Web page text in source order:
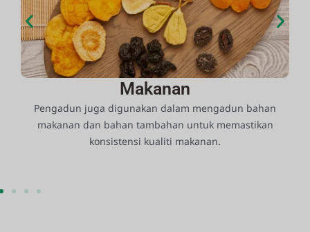
Makanan
Pengadun juga digunakan dalam mengadun bahan
makanan dan bahan tambahan untuk memastikan
konsistensi kualiti makanan.